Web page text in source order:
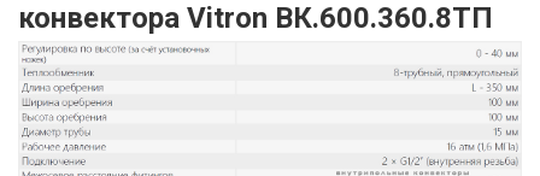
конвектора Vitron ВК.600.360.8ТП